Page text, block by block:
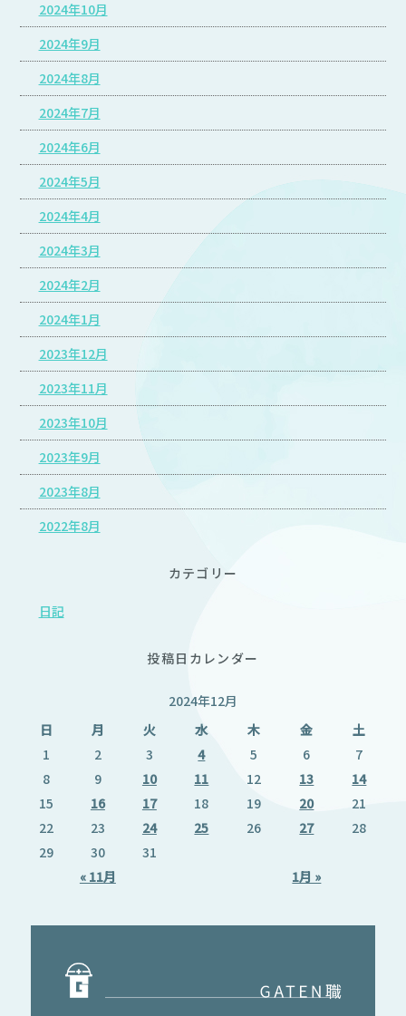
2024年10月
2024年9月
2024年8月
2024年7月
2024年6月
2024年5月
2024年4月
2024年3月
2024年2月
2024年1月
2023年12月
2023年11月
2023年10月
2023年9月
2023年8月
2022年8月
カテゴリー
日記
投稿日カレンダー
2024年12月
日
月 火 水 木 金 土
« 11月 1月 »
1 2 3 4 5 6
7
8
9 10 11 12 13
14
15
16 17 18 19 20
21
22
23 24 25 26 27
28
29
30 31